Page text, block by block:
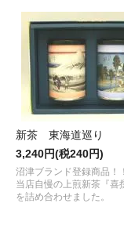
新茶 東海道巡り
3,240円(税240円)
沼津ブランド登録商品！！
当店自慢の上煎新茶『喜
を詰め合わせました。